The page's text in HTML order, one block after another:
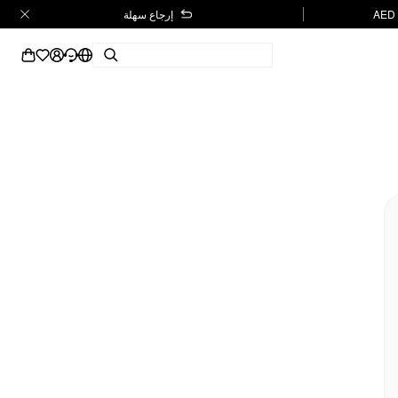
إرجاع سهلة